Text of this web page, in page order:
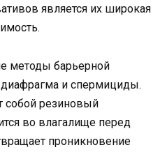
является их широкая
методы барьерной
диафрагма и спермициды.
собой резиновый
во влагалище перед
проникновение